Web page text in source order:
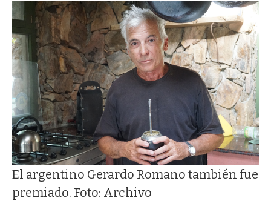
El argentino Gerardo Romano también fue
premiado. Foto: Archivo